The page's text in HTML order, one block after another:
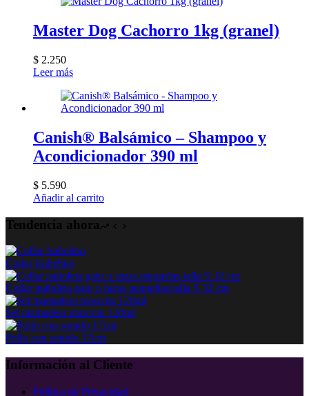
la
de
Master Dog Cachorro 1kg (granel)
$ 2.250
Leer más
Canish® Balsámico – Shampoo y
Acondicionador 390 ml
$ 5.590
Añadir al carrito
Tendencia ahora
Collar Isabelino
Collar pañoleta gato o razas pequeñas talla S 32 cm
Set mamadera mascota 120ml
Pollo con sonido 17cm
Información al Cliente
Política de Privacidad